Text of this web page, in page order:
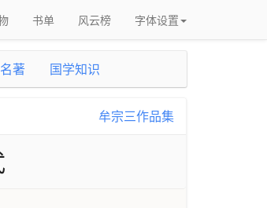
书单 风云榜 字体设置
著 国学知识
牟宗三作品集